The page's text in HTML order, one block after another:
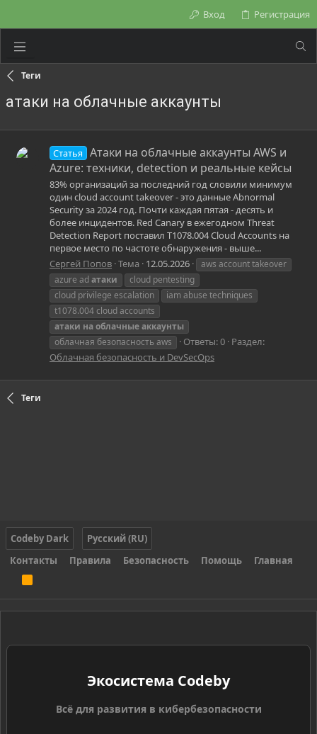
Вход Регистрация
Теги
атаки на облачные аккаунты
Статья
Атаки на облачные аккаунты AWS и
Azure: техники, detection и реальные кейсы
83% организаций за последний год словили минимум
один cloud account takeover - это данные Abnormal
Security за 2024 год. Почти каждая пятая - десять и
более инцидентов. Red Canary в ежегодном Threat
Detection Report поставил T1078.004 Cloud Accounts на
первое место по частоте обнаружения - выше...
Сергей Попов Тема 12.05.2026
aws account takeover
azure adатаки
cloud pentesting
cloud privilege escalation
iam abuse techniques
t1078.004 cloud accounts
атаки наоблачныеаккаунты
облачная безопасность aws
Ответы: 0 Раздел:
Облачная безопасность и DevSecOps
Теги
Codeby Dark
Русский (RU)
Контакты
Правила Безопасность Помощь Главная
S
Экосистема Codeby
Всё для развития в кибербезопасности